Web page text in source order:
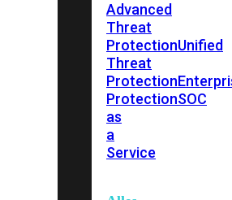
Advanced
Threat
ProtectionUnified
Threat
Protection
ProtectionSOC
as
a
Service